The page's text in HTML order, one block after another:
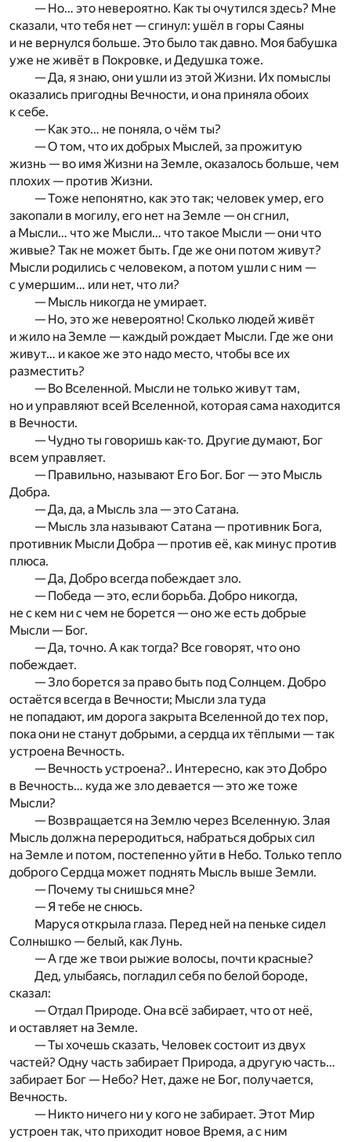
— Но… это невероятно. Как ты очутился здесь? Мне
сказали, что тебя нет — сгинул: ушёл в горы Саяны
и не вернулся больше. Это было так давно. Моя бабушка
уже не живёт в Покровке, и Дедушка тоже.
— Да, я знаю, они ушли из этой Жизни. Их помыслы
оказались пригодны Вечности, и она приняла обоих
к себе.
— Как это… не поняла, о чём ты?
— О том, что их добрых Мыслей, за прожитую
жизнь — во имя Жизни на Земле, оказалось больше, чем
плохих — против Жизни.
— Тоже непонятно, как это так; человек умер, его
закопали в могилу, его нет на Земле — он сгнил,
а Мысли… что же Мысли… что такое Мысли — они что
живые? Так не может быть. Где же они потом живут?
Мысли родились с человеком, а потом ушли с ним —
с умершим… или нет, что ли?
— Мысль никогда не умирает.
— Но, это же невероятно! Сколько людей живёт
и жило на Земле — каждый рождает Мысли. Где же они
живут… и какое же это надо место, чтобы все их
разместить?
— Во Вселенной. Мысли не только живут там,
но и управляют всей Вселенной, которая сама находится
в Вечности.
— Чудно ты говоришь как-то. Другие думают, Бог
всем управляет.
— Правильно, называют Его Бог. Бог — это Мысль
Добра.
— Да, да, а Мысль зла — это Сатана.
— Мысль зла называют Сатана — противник Бога,
противник Мысли Добра — против её, как минус против
плюса.
— Да, Добро всегда побеждает зло.
— Победа — это, если борьба. Добро никогда,
не с кем ни с чем не борется — оно же есть добрые
Мысли — Бог.
— Да, точно. А как тогда? Все говорят, что оно
побеждает.
— Зло борется за право быть под Солнцем. Добро
остаётся всегда в Вечности; Мысли зла туда
не попадают, им дорога закрыта Вселенной до тех пор,
пока они не станут добрыми, а сердца их тёплыми — так
устроена Вечность.
— Вечность устроена?.. Интересно, как это Добро
в Вечность… куда же зло девается — это же тоже
Мысли?
— Возвращается на Землю через Вселенную. Злая
Мысль должна переродиться, набраться добрых сил
на Земле и потом, постепенно уйти в Небо. Только тепло
доброго Сердца может поднять Мысль выше Земли.
— Почему ты снишься мне?
— Я тебе не снюсь.
Маруся открыла глаза. Перед ней на пеньке сидел
Солнышко — белый, как Лунь.
— А где же твои рыжие волосы, почти красные?
Дед, улыбаясь, погладил себя по белой бороде,
сказал:
— Отдал Природе. Она всё забирает, что от неё,
и оставляет на Земле.
— Ты хочешь сказать, Человек состоит из двух
частей? Одну часть забирает Природа, а другую часть…
забирает Бог — Небо? Нет, даже не Бог, получается,
Вечность.
— Никто ничего ни у кого не забирает. Этот Мир
устроен так, что приходит новое Время, а с ним